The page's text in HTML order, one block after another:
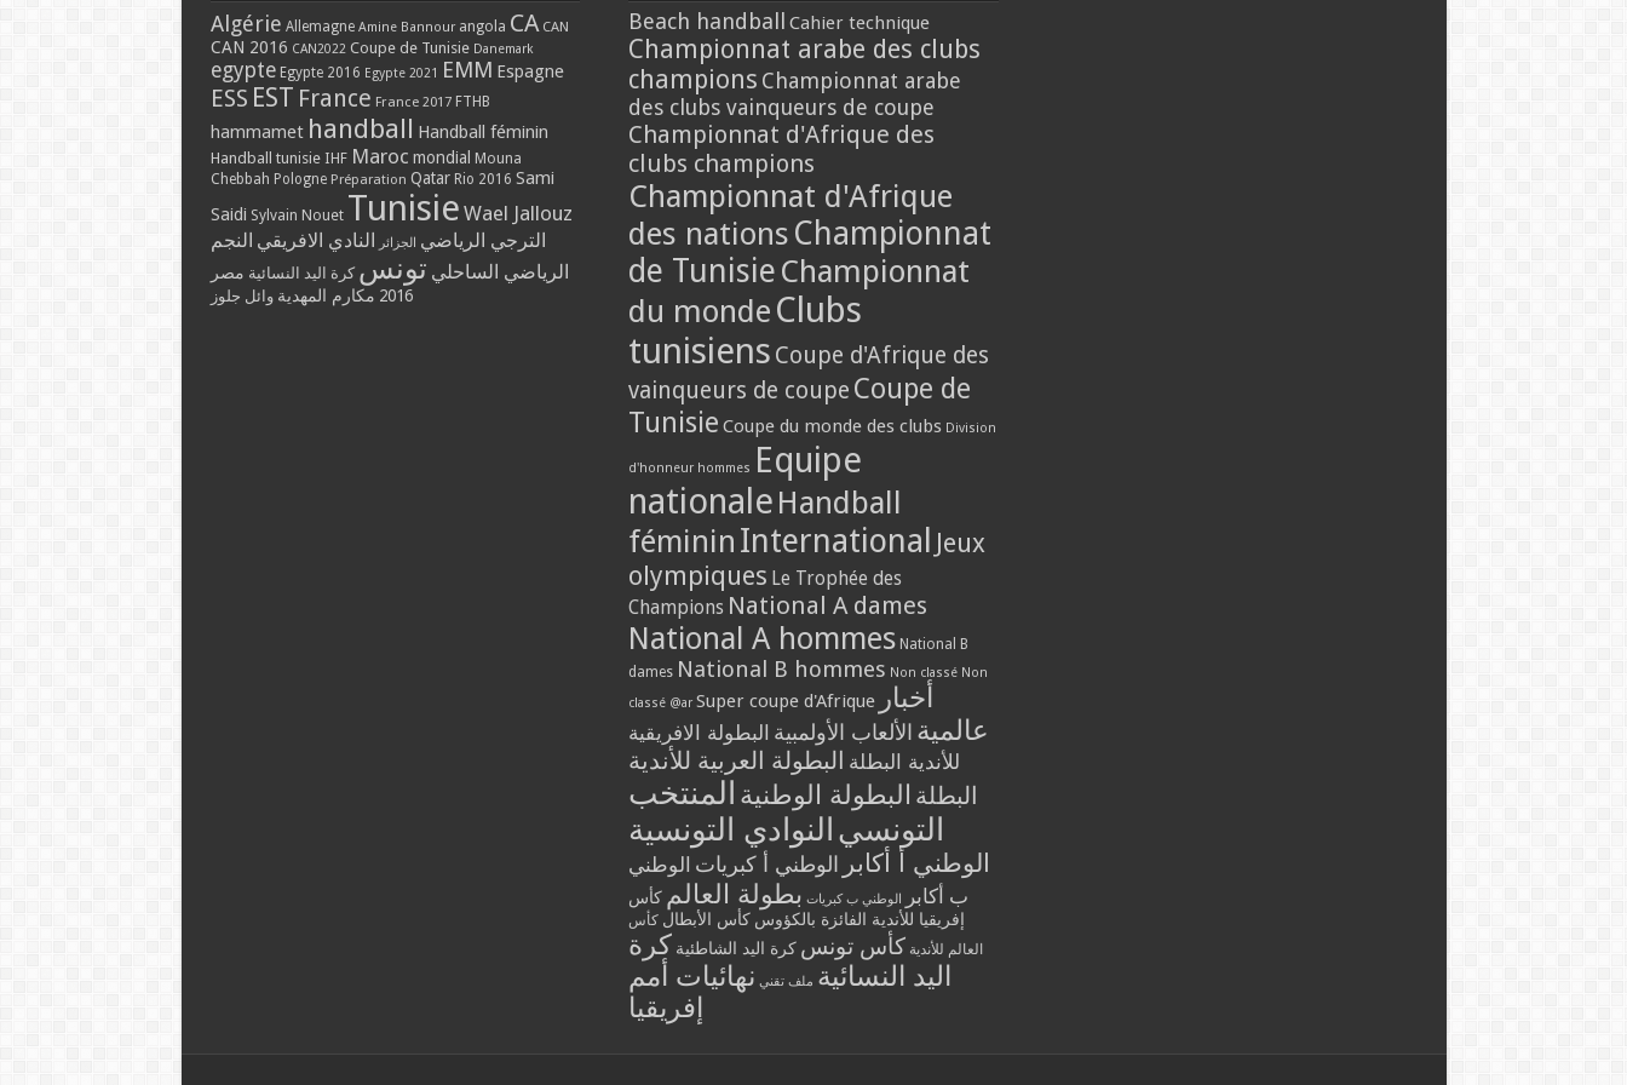
Algérie Allemagne Amine Bannour angola CA CAN
CAN 2016 CAN2022 Coupe de Tunisie Danemark
egypte Egypte 2016 Egypte 2021 EMM Espagne
ESS EST France France 2017 FTHB
hammamet handball Handball féminin
Handball tunisie IHF Maroc mondial Mouna
Chebbah Pologne Préparation Qatar Rio 2016 Sami
Saidi Sylvain Nouet Tunisie Wael Jallouz
الترجي الرياضي الجزائر النادي الافريقي النجم
الرياضي الساحلي تونس كرة اليد النسائية مصر
2016 مكارم المهدية وائل جلوز
Beach handball Cahier technique
Championnat arabe des clubs
champions Championnat arabe
des clubs vainqueurs de coupe
Championnat d'Afrique des
clubs champions
Championnat d'Afrique
des nations Championnat
de Tunisie Championnat
du monde Clubs
tunisiens Coupe d'Afrique des
vainqueurs de coupe Coupe de
Tunisie Coupe du monde des clubs Division
d'honneur hommes Equipe
nationale Handball
féminin International Jeux
olympiques Le Trophée des
Champions National A dames
National A hommes National B
dames National B hommes Non classé Non
classé @ar Super coupe d'Afrique أخبار
عالمية الألعاب الأولمبية البطولة الافريقية
للأندية البطلة البطولة العربية للأندية
البطلة البطولة الوطنية المنتخب
التونسي النوادي التونسية
الوطني أ أكابر الوطني أ كبريات الوطني
ب أكابر
الوطني ب كبريات بطولة العالم كأس
إفريقيا للأندية الفائزة بالكؤوس كأس الأبطال كأس
العالم للأندية كأس تونس كرة اليد الشاطئية كرة
اليد النسائية ملف تقني نهائيات أمم
إفريقيا